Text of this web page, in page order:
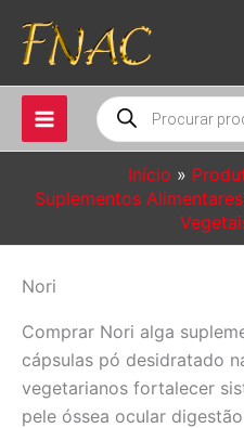
para
conteúdo
Pesquisar
produtos
Início
Suplementos Alimentares
Nori
Comprar Nori alga
cápsulas pó desidratado
vegetarianos fortalecer
pele óssea ocular